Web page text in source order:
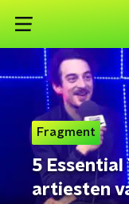
Fragment
5
artiesten